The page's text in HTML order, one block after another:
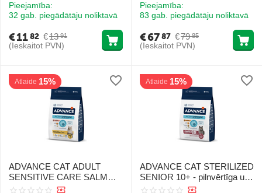
Pieejamība:
32 gab. piegādātāju noliktavā
€13 91
€1182
(Ieskaitot PVN)
Pieejamība:
83 gab. piegādātāju noliktavā
€79 85
€6787
(Ieskaitot PVN)
Atlaide 15%
ADVANCE CAT ADULT
SENSITIVE CARE SALMON
10KG - pilnvērtīga sausa
Atlaide 15%
ADVANCE CAT STERILIZED
SENIOR 10+ - pilnvērtīga un
sabalansēta sausa barība